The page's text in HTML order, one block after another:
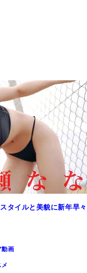
タイルと美貌に新年早々
動画